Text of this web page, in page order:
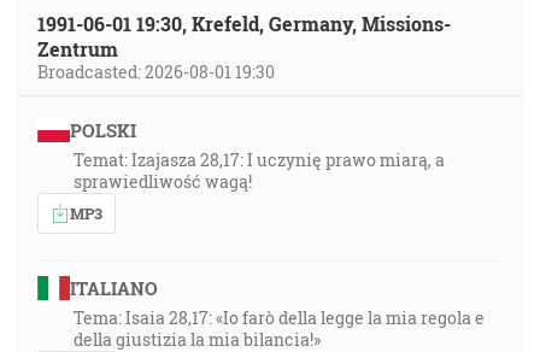
1991-06-01 19:30, Krefeld, Germany, Missions-
Zentrum
Broadcasted: 2026-08-01 19:30
POLSKI
Temat: Izajasza 28,17: I uczynię prawo miarą, a
sprawiedliwość wagą!
MP3
ITALIANO
Tema: Isaia 28,17: «Io farò della legge la mia regola e
della giustizia la mia bilancia!»